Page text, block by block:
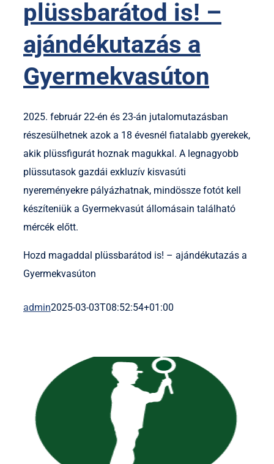
plüssbarátod is! –
ajándékutazás a
Gyermekvasúton
2025. február 22-én és 23-án jutalomutazásban
részesülhetnek azok a 18 évesnél fiatalabb gyerekek,
akik plüssfigurát hoznak magukkal. A legnagyobb
plüssutasok gazdái exkluzív kisvasúti
nyereményekre pályázhatnak, mindössze fotót kell
készíteniük a Gyermekvasút állomásain található
mércék előtt.
Hozd magaddal plüssbarátod is! – ajándékutazás a
Gyermekvasúton
admin2025-03-03T08:52:54+01:00